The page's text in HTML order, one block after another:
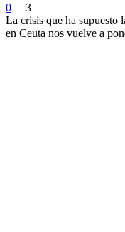
0
3
La crisis que ha supuesto
en Ceuta nos vuelve a